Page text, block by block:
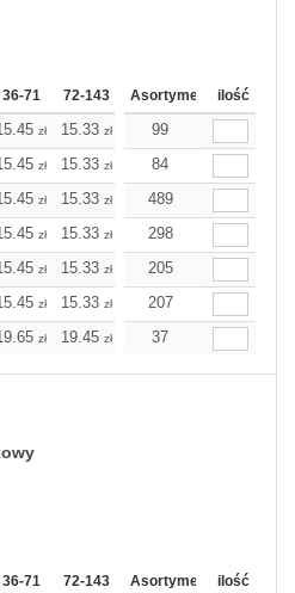
36-71 72-143 144-287 288 Dodaj
Asortyment ilość
zł 15.33 zł 15.21
99
zł 15.33 zł 15.21
84
zł 15.33 zł 15.21zł
489
zł 15.33 zł 15.21zł
298
zł 15.33 zł 15.21zł
205
zł 15.33 zł 15.21zł
207
zł 19.45 zł 19.28
37
36-71 72-143 144-287 288 Dodaj
Asortyment ilość